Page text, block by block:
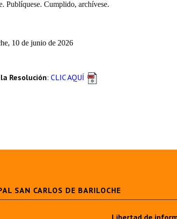
Publíquese. Cumplido, archívese.
10 de junio de 2026
Resolución: CLIC AQUÍ
SAN CARLOS DE BARILOCHE
Libertad de